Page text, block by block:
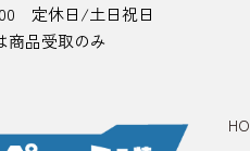
定休日/土日祝日
商品受取のみ